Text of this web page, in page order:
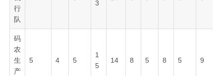
行
队
3
码
农
生
产
5 4 5
1
5
14 8 5 8 5 9